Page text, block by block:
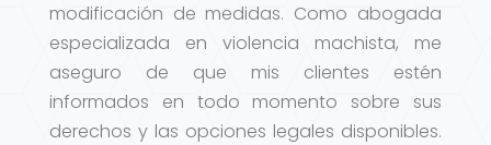
modificación de medidas. Como abogada
especializada en violencia machista, me
aseguro de que mis clientes estén
informados en todo momento sobre sus
derechos y las opciones legales disponibles.